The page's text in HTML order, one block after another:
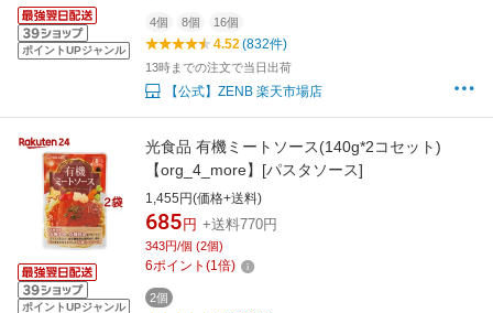
ポイントUPジャンル
4個 8個 16個
4.52(832件)
13時までの注文で当日出荷
【公式】ZENB 楽天市場店
ポイントUPジャンル
光食品 有機ミートソース(140g*2コセット)
【org_4_more】[パスタソース]
1,455円(価格+送料)
685 円 +送料770円
343円/個 (2個)
6ポイント (1倍)
2個